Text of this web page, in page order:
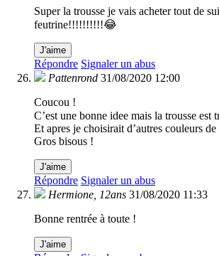
Super la trousse je vais acheter tout de
feutrine!!!!!!!!!!😂
J'aime
Répondre Signaler un abus
Pattenrond 31/08/2020 12:00
Coucou !
C’est une bonne idee mais la trousse est
Et apres je choisirait d’autres couleurs
Gros bisous !
J'aime
Répondre Signaler un abus
Hermione, 12ans 31/08/2020 11:33
Bonne rentrée à toute !
J'aime